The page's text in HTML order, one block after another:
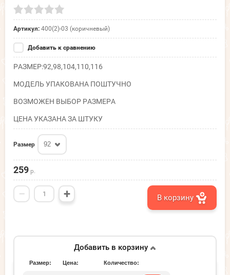
Артикул: 400(2)-03 (коричневый)
Добавить к сравнению
РАЗМЕР:92,98,104,110,116
МОДЕЛЬ УПАКОВАНА ПОШТУЧНО
ВОЗМОЖЕН ВЫБОР РАЗМЕРА
ЦЕНА УКАЗАНА ЗА ШТУКУ
Размер 92
259 р.
− + В корзину
Добавить в корзину
Размер: Цена: Количество: